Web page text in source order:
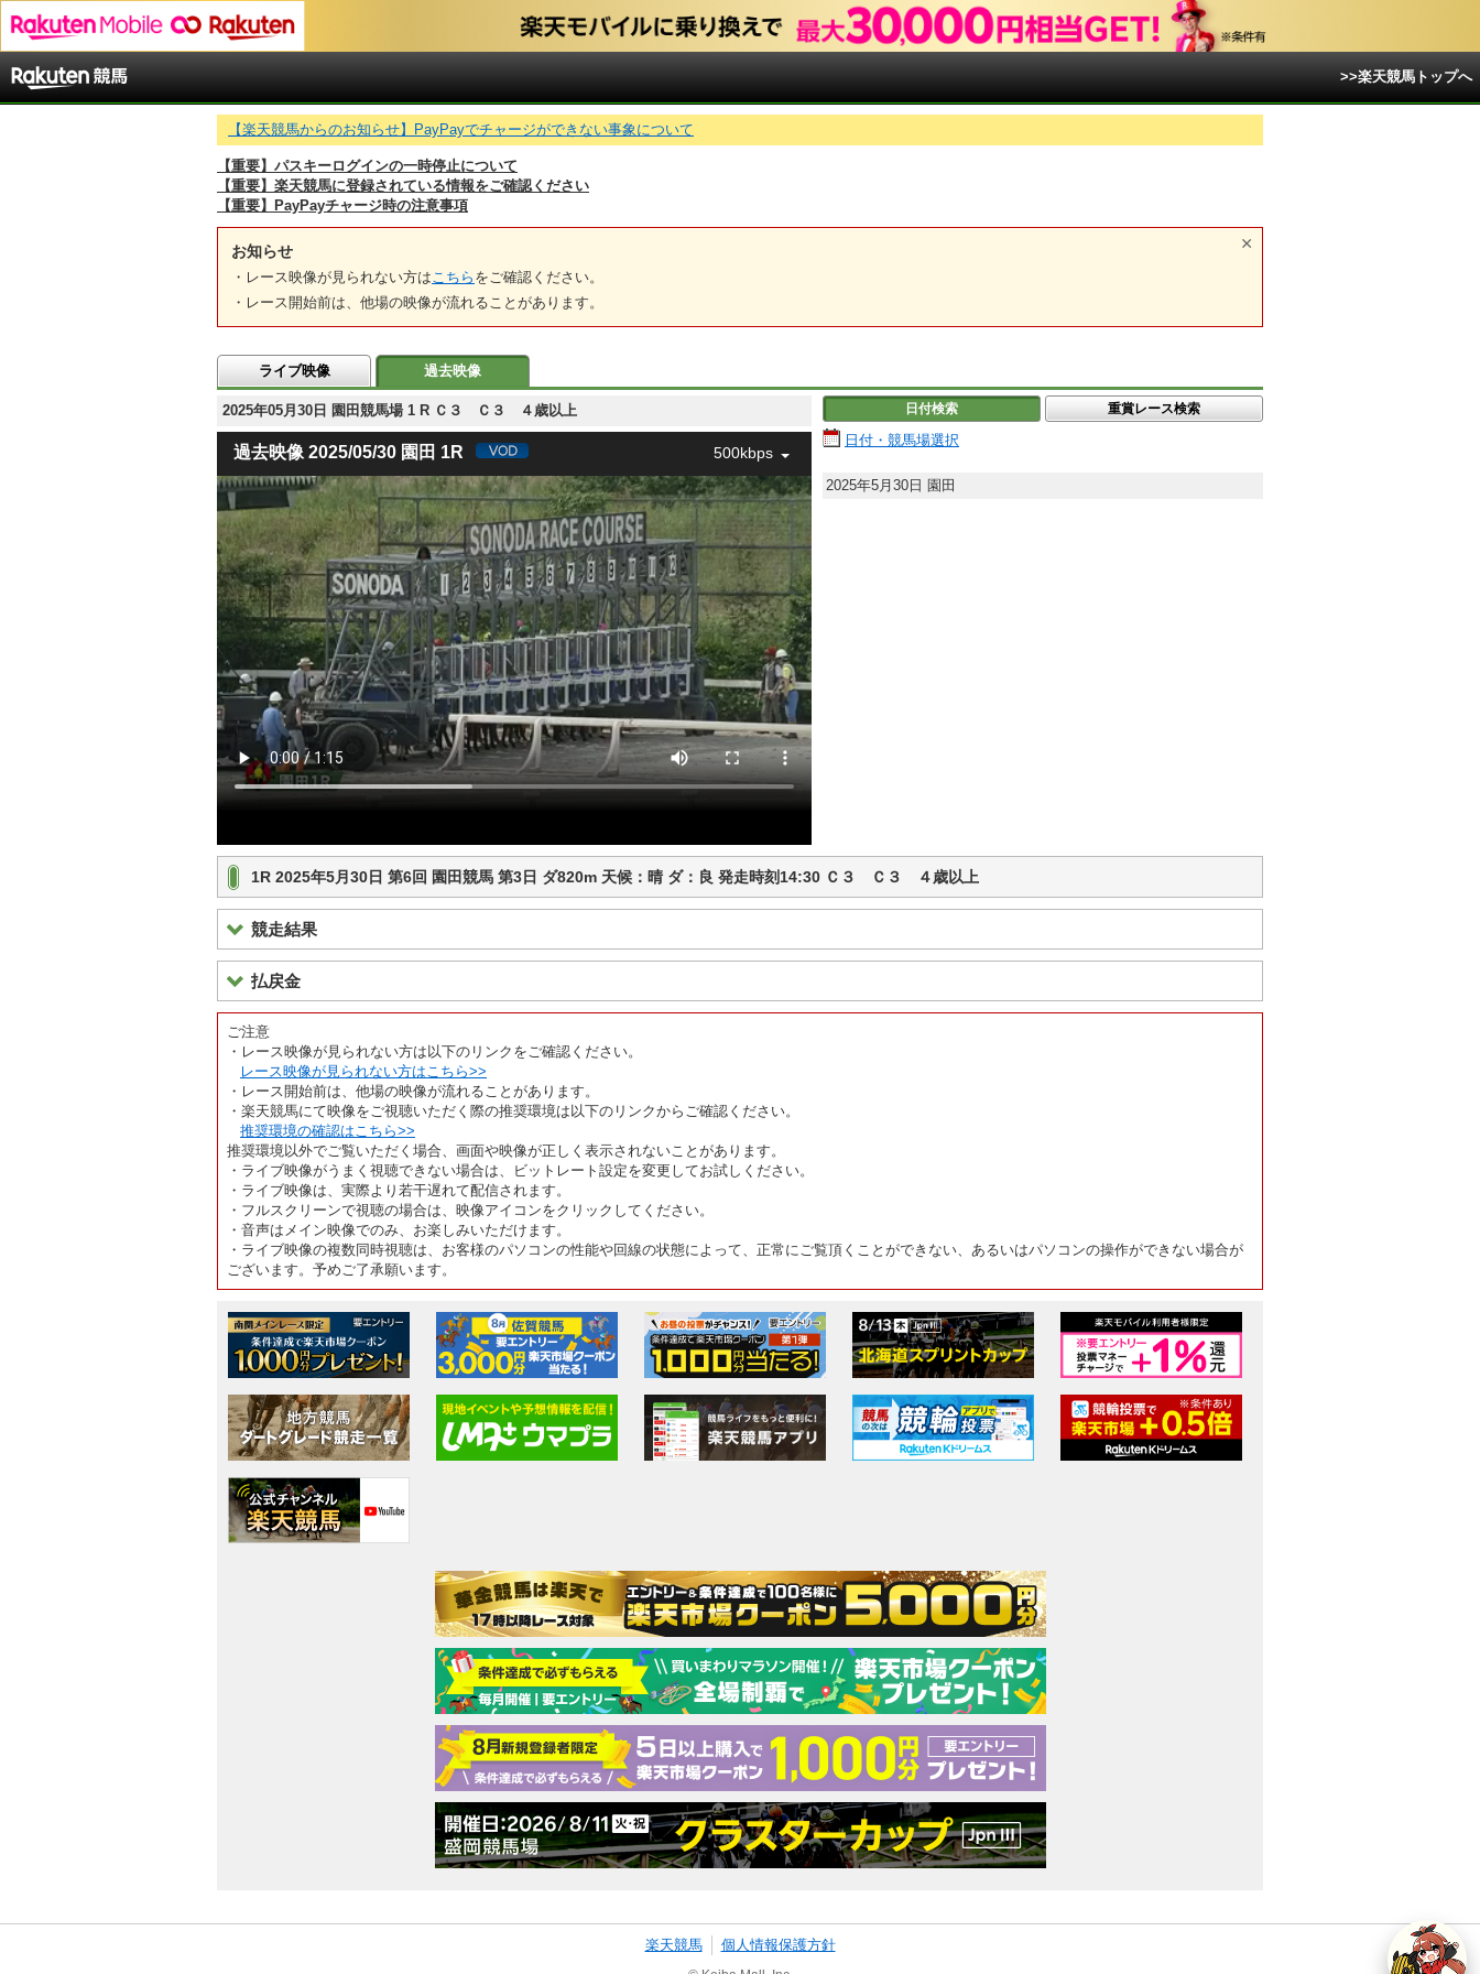
>>楽天競馬トップへ
【楽天競馬からのお知らせ】PayPayでチャージができない事象について
【重要】パスキーログインの一時停止について
【重要】楽天競馬に登録されている情報をご確認ください
【重要】PayPayチャージ時の注意事項
お知らせ
・レース映像が見られない方は こちら をご確認ください。
・レース開始前は、他場の映像が流れることがあります。
ライブ映像 過去映像
2025年05月30日 園田競馬場 1 R Ｃ３ Ｃ３ ４歳以上
過去映像 2025/05/30 園田 1R 500kbps
日付検索 重賞レース検索
日付・競馬場選択
2025年5月30日 園田
1R 2025年5月30日 第6回 園田競馬 第3日 ダ820m 天候：晴 ダ：良 発走時刻14:30 Ｃ３ Ｃ３ ４歳以上
競走結果
払戻金
ご注意
・レース映像が見られない方は以下のリンクをご確認ください。
レース映像が見られない方はこちら>>
・レース開始前は、他場の映像が流れることがあります。
・楽天競馬にて映像をご視聴いただく際の推奨環境は以下のリンクからご確認ください。
推奨環境の確認はこちら>>
推奨環境以外でご覧いただく場合、画面や映像が正しく表示されないことがあります。
・ライブ映像がうまく視聴できない場合は、ビットレート設定を変更してお試しください。
・ライブ映像は、実際より若干遅れて配信されます。
・フルスクリーンで視聴の場合は、映像アイコンをクリックしてください。
・音声はメイン映像でのみ、お楽しみいただけます。
・ライブ映像の複数同時視聴は、お客様のパソコンの性能や回線の状態によって、正常にご覧頂くことができない、あるいはパソコンの操作ができない場合が
ございます。予めご了承願います。
楽天競馬 個人情報保護方針